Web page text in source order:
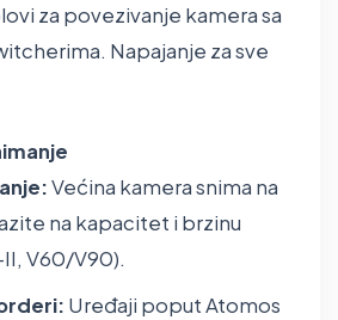
za povezivanje kamera sa
Napajanje za sve
Većina kamera snima na
na kapacitet i brzinu
V60/V90).
Uređaji poput Atomos